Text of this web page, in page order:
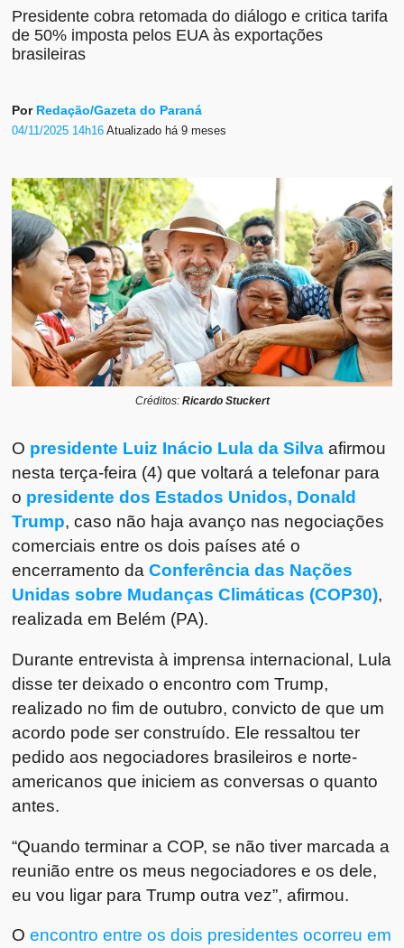
Presidente cobra retomada do diálogo e critica tarifa
de 50% imposta pelos EUA às exportações
brasileiras
Por Redação/Gazeta do Paraná
04/11/2025 14h16Atualizado há 9 meses
Créditos: Ricardo Stuckert
O presidente Luiz Inácio Lula da Silvaafirmou
nesta terça-feira (4) que voltará a telefonar para
o presidente dos Estados Unidos, Donald
Trump, caso não haja avanço nas negociações
comerciais entre os dois países até o
encerramento daConferência das Nações
Unidas sobre Mudanças Climáticas (COP30),
realizada em Belém (PA).
Durante entrevista à imprensa internacional, Lula
disse ter deixado o encontro com Trump,
realizado no fim de outubro, convicto de que um
acordo pode ser construído. Ele ressaltou ter
pedido aos negociadores brasileiros e norte-
americanos que iniciem as conversas o quanto
antes.
“Quando terminar a COP, se não tiver marcada a
reunião entre os meus negociadores e os dele,
eu vou ligar para Trump outra vez”, afirmou.
O encontro entre os dois presidentes ocorreu em